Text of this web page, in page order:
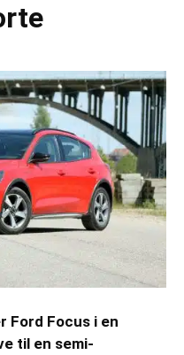
Ford Focus i en
til en semi-